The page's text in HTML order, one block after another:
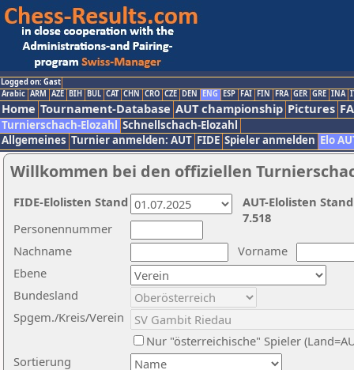
Logged on: Gast
Arabic ARM AZE BIH BUL CAT CHN CRO CZE DEN ENG ESP FAI FIN FRA GER GRE INA
Home Tournament-Database AUT championship Pictures
Turnierschach-Elozahl Schnellschach-Elozahl
Allgemeines Turnier anmelden: AUT FIDE Spieler anmelden Elo
Willkommen bei den offiziellen
Nachname
Vorname
Ebene
Sortierung
Personennummer
Bundesland
Spgem./Kreis/Verein
Nur "österreichische" Spieler
AUT-Elolisten
7.518
FIDE-Elolisten Stand